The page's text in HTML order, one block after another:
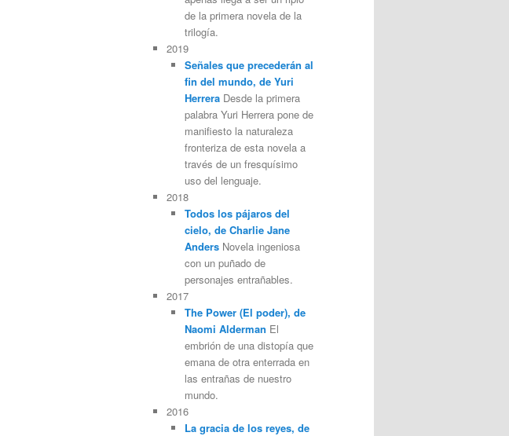
de la primera novela de la
trilogía.
2019
Señales que precederán al
fin del mundo, de Yuri
HerreraDesde la primera
palabra Yuri Herrera pone de
manifiesto la naturaleza
fronteriza de esta novela a
través de un fresquísimo
uso del lenguaje.
2018
Todos los pájaros del
cielo, de Charlie Jane
AndersNovela ingeniosa
con un puñado de
personajes entrañables.
2017
The Power (El poder), de
Naomi Alderman El
embrión de una distopía que
emana de otra enterrada en
las entrañas de nuestro
mundo.
2016
La gracia de los reyes, de